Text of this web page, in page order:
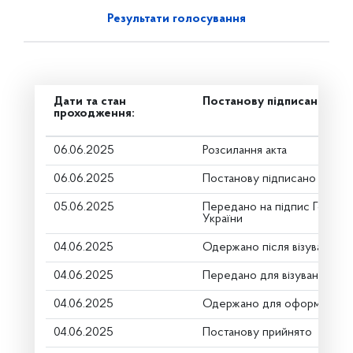
Результати голосування
Дати та стан
проходження:
Постанову підписано
06.06.2025 Розсилання акта
06.06.2025 Постанову підписано
05.06.2025
Передано на підпис Голові
України
04.06.2025 Одержано після візування
04.06.2025 Передано для візування в
04.06.2025 Одержано для оформлення
04.06.2025 Постанову прийнято